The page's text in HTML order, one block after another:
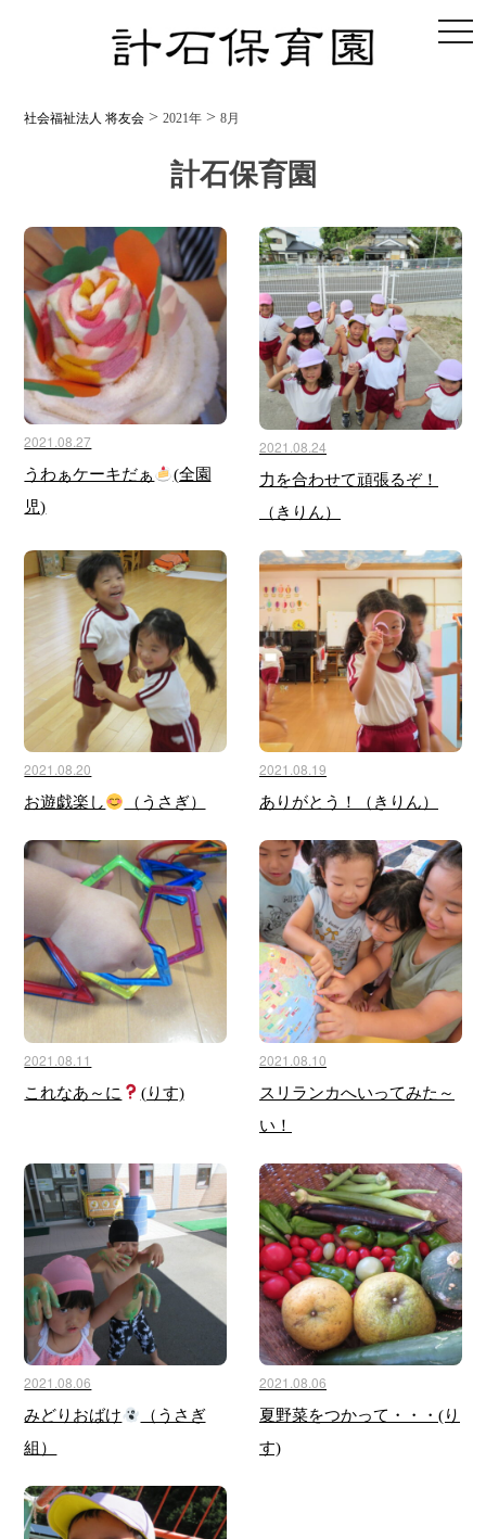
社会福祉法人 将友会 >2021年 >8月
計石保育園
2021.08.27
うわぁケーキだぁ
(全園
児)
2021.08.24
力を合わせて頑張るぞ！
（きりん）
2021.08.20
お遊戯楽し （うさぎ）
2021.08.19
ありがとう！（きりん）
2021.08.11
これなあ～に (りす)
2021.08.10
スリランカへいってみた～
い！
2021.08.06
みどりおばけ
（うさぎ
組）
2021.08.06
夏野菜をつかって・・・(り
す)